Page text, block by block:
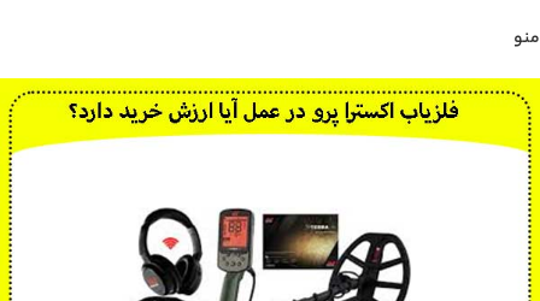
منو